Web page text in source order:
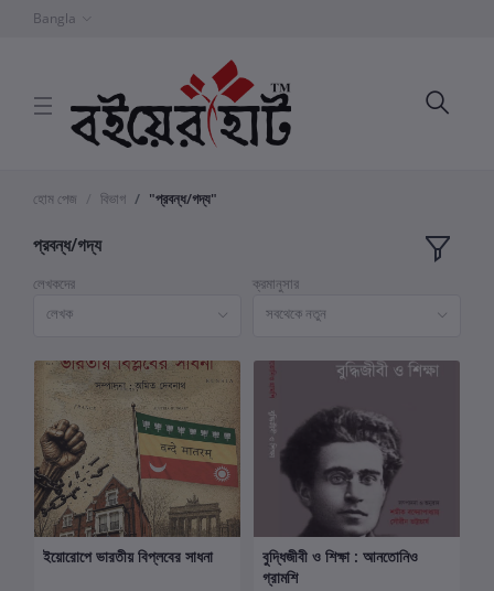
Bangla
হোম পেজ বিভাগ "প্রবন্ধ/গদ্য"
প্রবন্ধ/গদ্য
লেখকদের
লেখক
ক্রমানুসার
সবথেকে নতুন
কার্টে যোগ করুন
ইয়োরোপে ভারতীয় বিপ্লবের সাধনা কার্টে যোগ করুন
বুদ্ধিজীবী ও শিক্ষা : আনতোনিও
গ্রামশি